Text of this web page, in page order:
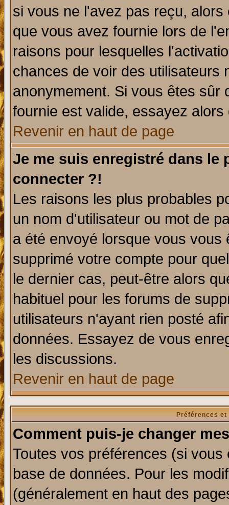
si vous ne l'avez pas reçu,
que vous avez fournie lors de
raisons pour lesquelles
chances de voir des utilisateurs
anonymement. Si vous êtes sûr
fournie est valide, essayez
Revenir en haut de page
Je me suis enregistré dans le
connecter ?!
Les raisons les plus probables
un nom d'utilisateur ou mot de
a été envoyé lorsque vous
supprimé votre compte pour
le dernier cas, peut-être alors
habituel pour les forums de
utilisateurs n'ayant rien posté
données. Essayez de vous
les discussions.
Revenir en haut de page
Préférences
Comment puis-je changer
Toutes vos préférences (si
base de données. Pour les
(généralement en haut des